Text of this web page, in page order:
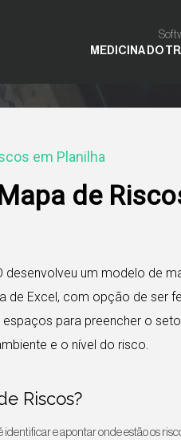
MEDICINA DO
em Planilha
de
desenvolveu um modelo de
de Excel, com opção de ser
para preencher o
e o nível do risco.
Riscos?
identificar e apontar onde estão os